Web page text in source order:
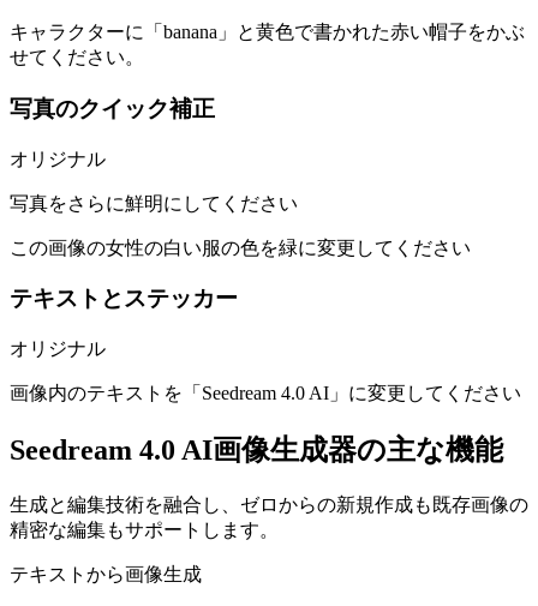
キャラクターに「banana」と黄色で書かれた赤い帽子をかぶ
せてください。
写真のクイック補正
オリジナル
写真をさらに鮮明にしてください
この画像の女性の白い服の色を緑に変更してください
テキストとステッカー
オリジナル
画像内のテキストを「Seedream 4.0 AI」に変更してください
Seedream 4.0 AI画像生成器の主な機能
生成と編集技術を融合し、ゼロからの新規作成も既存画像の
精密な編集もサポートします。
テキストから画像生成